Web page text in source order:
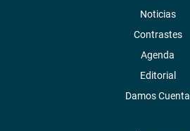
Noticias
Contrastes
Agenda
Editorial
Damos Cuenta